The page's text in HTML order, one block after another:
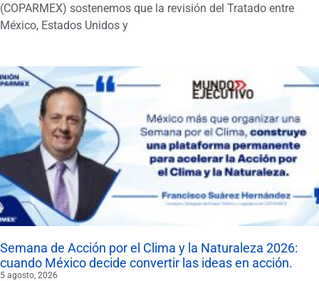
(COPARMEX) sostenemos que la revisión del Tratado entre
México, Estados Unidos y
Semana de Acción por el Clima y la Naturaleza 2026:
cuando México decide convertir las ideas en acción.
5 agosto, 2026